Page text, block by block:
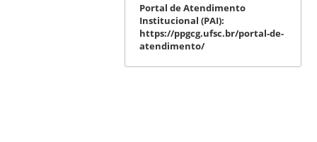
Portal de Atendimento
Institucional (PAI):
https://ppgcg.ufsc.br/portal-de-
atendimento/